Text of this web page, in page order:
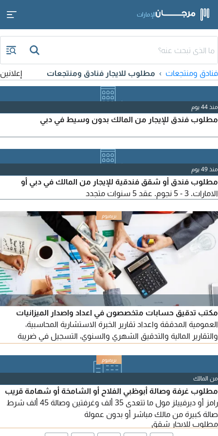
الإمارات
فنادق ومنتجعات مطلوب للايجار فنادق ومنتجعات إعلانين
منذ 44 يوم
مطلوب فندق للإيجار من المالك بدون وسيط في دبي
منذ 49 يوم
مطلوب فندق أو شقق فندقية للإيجار من المالك في دبي أو
الامارات. 3 - 5 نجوم. عقد 5 سنوات متجدد
مكتب تدقيق حسابات متخصصون في اعداد واصدار الميزانيات
العمومية المدققة واعداد تقارير الخبرة الاستشارية المحاسبية،
والتقارير المالية والتدقيق الشهري والسنوي، التسجيل في ضريبة
اعتماد التقارير المالية من السفارات داخل الدولة، تسجيل العلامات
التجارية
من المالك
مطلوب غرفة وصالة أبوظبي الفلاح أو الشامخة أو شهامة قريب
رامز أو ديرفييلز مول ما تتعدى 35 ألف وغرفتين وصالة 45 ألف شرط
صالة كبيرة من مالك مباشر أو بدون عمولة
مطلوب للايجار شقق